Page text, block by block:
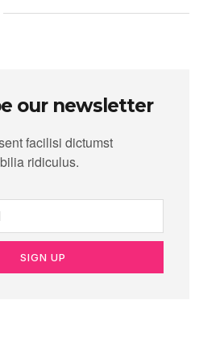
our newsletter
facilisi dictumst
ridiculus.
SIGN UP